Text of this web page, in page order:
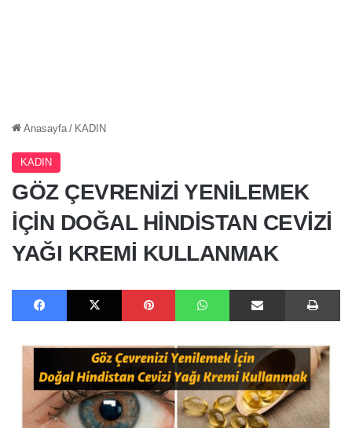
Anasayfa / KADIN
KADIN
GÖZ ÇEVRENİZİ YENİLEMEK
İÇİN DOĞAL HİNDİSTAN CEVİZİ
YAĞI KREMİ KULLANMAK
Facebook X Pinterest WhatsApp E-Posta ile paylaş